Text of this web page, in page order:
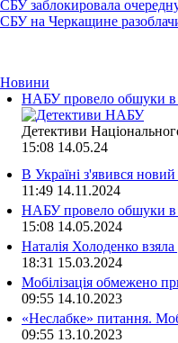
СБУ заблокировала
СБУ на Черкащине
Новини
НАБУ провело обшуки в
Детективи
15:08 14.05.24
В Україні з'явився
11:49 14.11.2024
НАБУ провело обшуки в
15:08 14.05.2024
Наталія Холоденко взяла
18:31 15.03.2024
Мобілізація обмежено
09:55 14.10.2023
«Неслабке» питання.
09:55 13.10.2023